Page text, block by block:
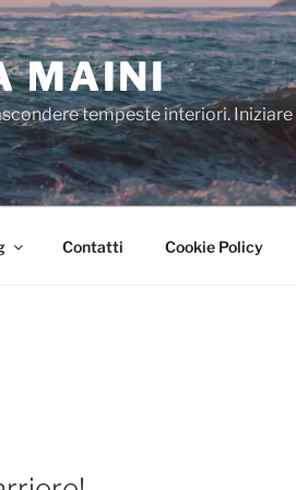
MAINI
tempeste interiori.
Contatti Cookie Policy